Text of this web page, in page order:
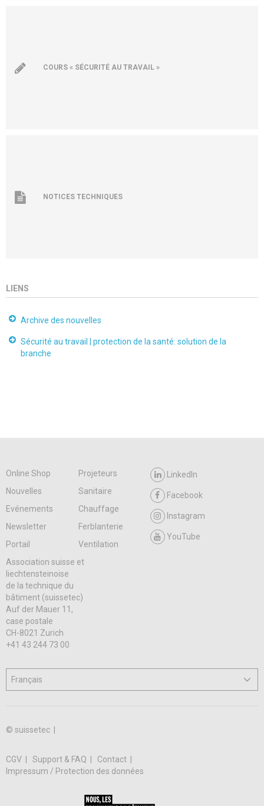
COURS « SÉCURITÉ AU TRAVAIL »
NOTICES TECHNIQUES
LIENS
Archive des nouvelles
Sécurité au travail | protection de la santé: solution de la
branche
Online Shop
Projeteurs
Nouvelles
Sanitaire
Evénements
Chauffage
Newsletter
Ferblanterie
Portail
Ventilation
LinkedIn
Facebook
Instagram
YouTube
Association suisse et
liechtensteinoise
de la technique du
bâtiment (suissetec)
Auf der Mauer 11,
case postale
CH-8021 Zurich
+41 43 244 73 00
© suissetec |
CGV Support & FAQ
Contact
Impressum / Protection des données